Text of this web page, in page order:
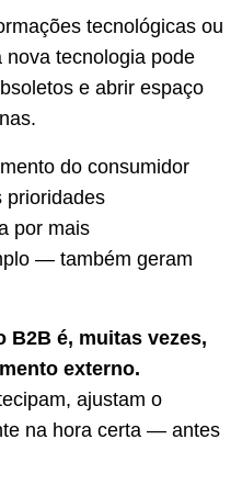
tecnológicas ou
nova tecnologia pode
e abrir espaço
do consumidor
por mais
— também geram
B2B é, muitas vezes,
externo.
ajustam o
na hora certa — antes